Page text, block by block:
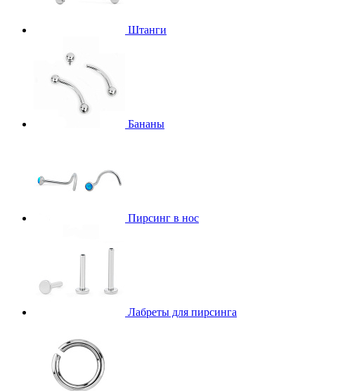
Штанги
Бананы
Пирсинг в нос
Лабреты для пирсинга